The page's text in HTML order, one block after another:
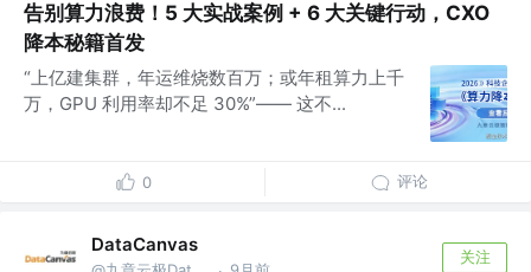
告别算力浪费！5 大实战案例 + 6 大关键行动，CXO
降本秘籍首发
“上亿建集群，年运维烧数百万；或年租算力上千
万，GPU 利用率却不足 30%”—— 这不...
0 评论
DataCanvas
关注